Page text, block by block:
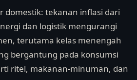
domestik: tekanan inflasi dari
dan logistik mengurangi
terutama kelas menengah
bergantung pada konsumsi
ritel, makanan-minuman, dan